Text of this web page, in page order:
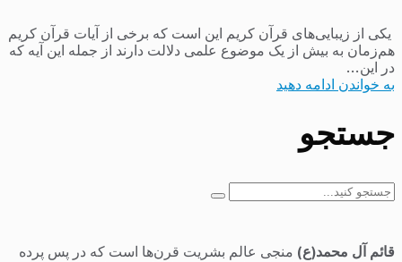
یکی از زیبایی‌های قرآن کریم این است که برخی از آیات قرآن کریم
هم‌زمان به بیش از یک موضوع علمی دلالت دارند از جمله این آیه که
در این...
به خواندن ادامه دهید
جستجو
جستجو
قائم آل محمد(ع) منجی عالم بشریت قرن‌ها است که در پس پرده